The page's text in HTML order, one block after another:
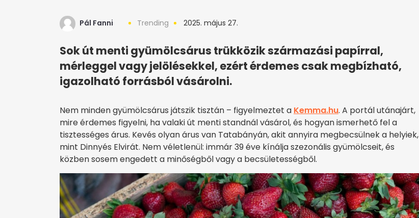
Pál Fanni Trending 2025. május 27.
Sok út menti gyümölcsárus trükközik származási papírral,
mérleggel vagy jelölésekkel, ezért érdemes csak megbízható,
igazolható forrásból vásárolni.
Nem minden gyümölcsárus játszik tisztán – figyelmeztet a Kemma.hu. A portál utánajárt,
mire érdemes figyelni, ha valaki út menti standnál vásárol, és hogyan ismerhető fel a
tisztességes árus. Kevés olyan árus van Tatabányán, akit annyira megbecsülnek a helyiek,
mint Dinnyés Elvirát. Nem véletlenül: immár 39 éve kínálja szezonális gyümölcseit, és
közben sosem engedett a minőségből vagy a becsületességből.